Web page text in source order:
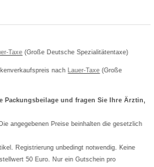
Taxe (Große Deutsche Spezialitätentaxe)
nach Lauer-Taxe (Große
Packungsbeilage und fragen Sie Ihre Ärztin,
angegebenen Preise beinhalten die gesetzlich
Registrierung unbedingt notwendig. Keine
50 Euro. Nur ein Gutschein pro